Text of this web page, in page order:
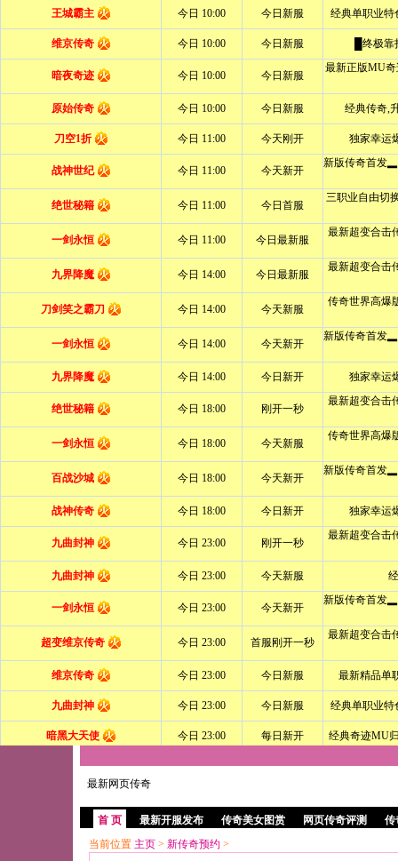
最新网页传奇
首 页 最新开服发布 传奇美女图赏 网页传奇评测
传
当前位置 主页 > 新传奇预约 >